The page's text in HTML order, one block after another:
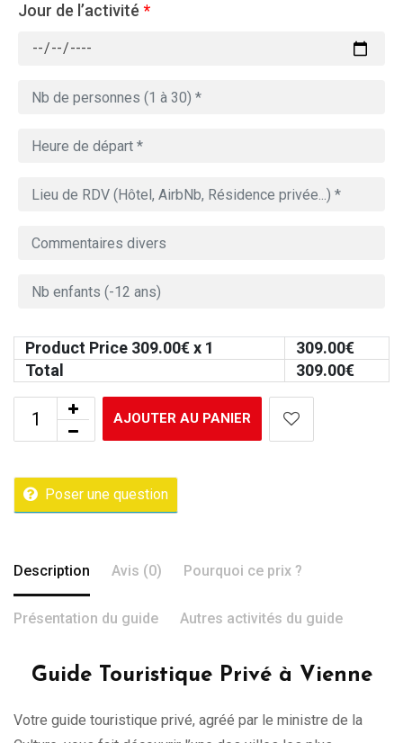
Jour de l’activité *
Product Price 309.00€ x 1 309.00€
Total
309.00€
AJOUTER AU PANIER
Poser une question
Description Avis (0) Pourquoi ce prix ?
Présentation du guide Autres activités du guide
Guide Touristique Privé à Vienne
Votre guide touristique privé, agréé par le ministre de la